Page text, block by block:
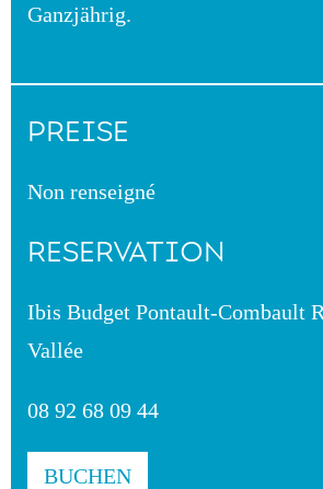
Ganzjährig.
PREISE
Non renseigné
RESERVATION
Ibis Budget Pontault-Combault
Vallée
08 92 68 09 44
BUCHEN